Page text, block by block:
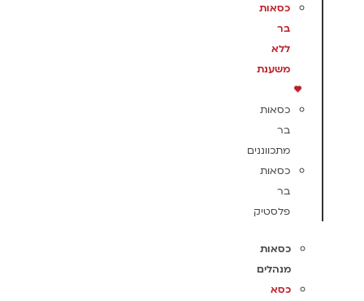
כסאות
בר
ללא
משענת
כסאות
בר
מתכווננים
כסאות
בר
פלסטיק
כסאות
מנהלים
כסא